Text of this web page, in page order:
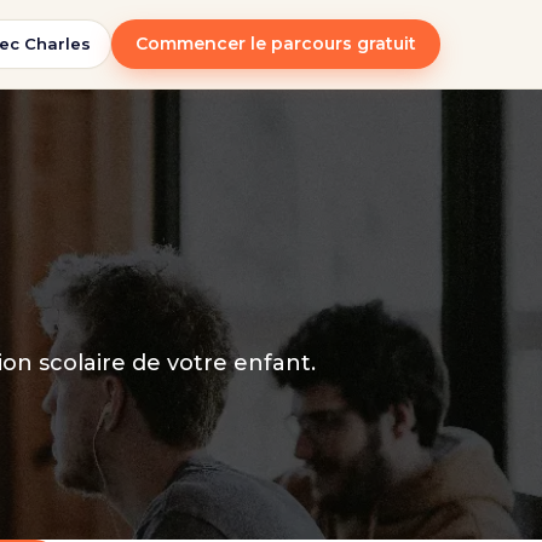
Charles Commencer le parcours gratuit
scolaire de votre enfant.